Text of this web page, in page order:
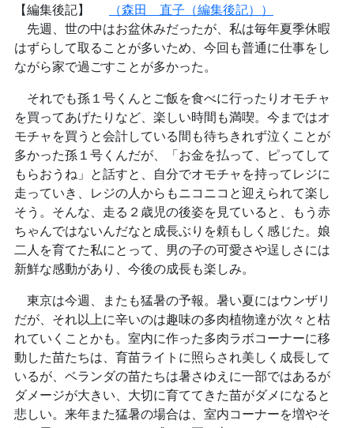
【編集後記】
（森田 直子（編集後記））
先週、世の中はお盆休みだったが、私は毎年夏季休暇
はずらして取ることが多いため、今回も普通に仕事をし
ながら家で過ごすことが多かった。
それでも孫１号くんとご飯を食べに行ったりオモチャ
を買ってあげたりなど、楽しい時間も満喫。今まではオ
モチャを買うと会計している間も待ちきれず泣くことが
多かった孫１号くんだが、「お金を払って、ピってして
もらおうね」と話すと、自分でオモチャを持ってレジに
走っていき、レジの人からもニコニコと迎えられて楽し
そう。そんな、走る２歳児の後姿を見ていると、もう赤
ちゃんではないんだなと成長ぶりを頼もしく感じた。娘
二人を育てた私にとって、男の子の可愛さや逞しさには
新鮮な感動があり、今後の成長も楽しみ。
東京は今週、またも猛暑の予報。暑い夏にはウンザリ
だが、それ以上に辛いのは趣味の多肉植物達が次々と枯
れていくことかも。室内に作った多肉ラボコーナーに移
動した苗たちは、育苗ライトに照らされ美しく成長して
いるが、ベランダの苗たちは暑さゆえに一部ではあるが
ダメージが大きい、大切に育ててきた苗がダメになると
悲しい。来年また猛暑の場合は、室内コーナーを増やそ